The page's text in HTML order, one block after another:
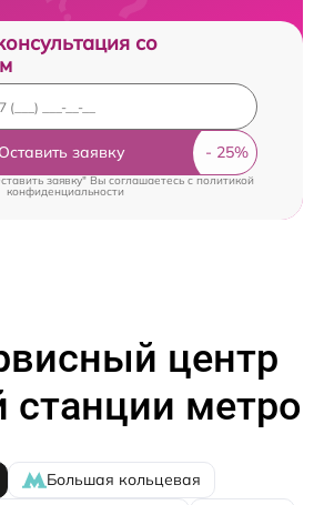
со
Оставить заявку
заявку" Вы соглашаетесь c политикой
конфиденциальности
центр
станции метро
Большая кольцевая